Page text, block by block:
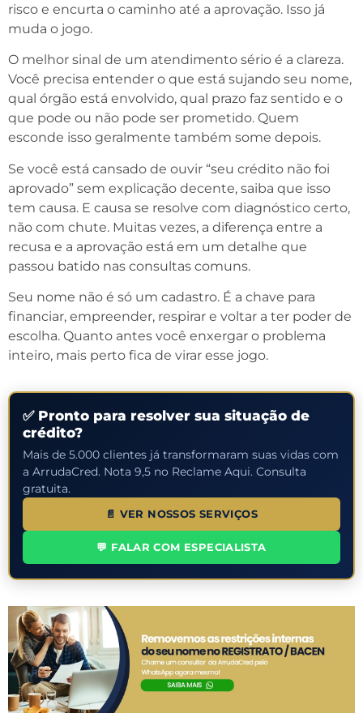
risco e encurta o caminho até a aprovação. Isso já
muda o jogo.
O melhor sinal de um atendimento sério é a clareza.
Você precisa entender o que está sujando seu nome,
qual órgão está envolvido, qual prazo faz sentido e o
que pode ou não pode ser prometido. Quem
esconde isso geralmente também some depois.
Se você está cansado de ouvir “seu crédito não foi
aprovado” sem explicação decente, saiba que isso
tem causa. E causa se resolve com diagnóstico certo,
não com chute. Muitas vezes, a diferença entre a
recusa e a aprovação está em um detalhe que
passou batido nas consultas comuns.
Seu nome não é só um cadastro. É a chave para
financiar, empreender, respirar e voltar a ter poder de
escolha. Quanto antes você enxergar o problema
inteiro, mais perto fica de virar esse jogo.
✅ Pronto para resolver sua situação de
crédito?
Mais de 5.000 clientes já transformaram suas vidas com
a ArrudaCred. Nota 9,5 no Reclame Aqui. Consulta
gratuita.
📄 VER NOSSOS SERVIÇOS
💬 FALAR COM ESPECIALISTA